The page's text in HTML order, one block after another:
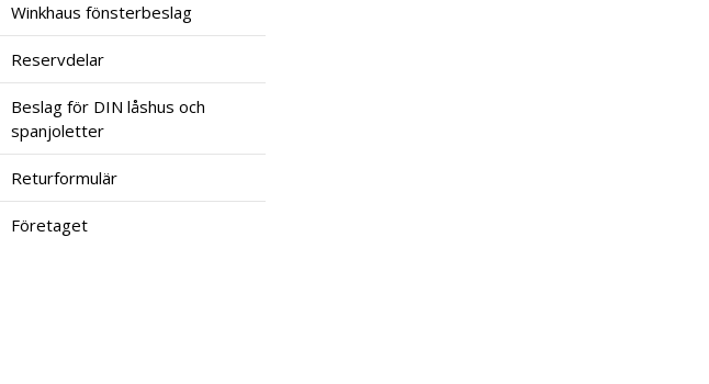
Winkhaus fönsterbeslag
Reservdelar
Beslag för DIN låshus och
spanjoletter
Returformulär
Företaget